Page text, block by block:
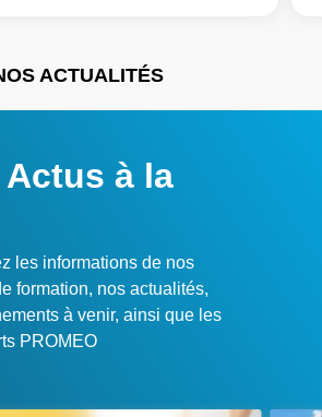
ACTUALITÉS
Actus à la
les informations de nos
formation, nos actualités,
à venir, ainsi que les
PROMEO